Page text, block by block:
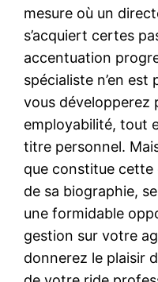
mesure où un
s’acquiert certes
accentuation
spécialiste n’en est
vous développerez
employabilité, tout
titre personnel.
que constitue
de sa biographie,
une formidable
gestion sur votre
donnerez le plaisir